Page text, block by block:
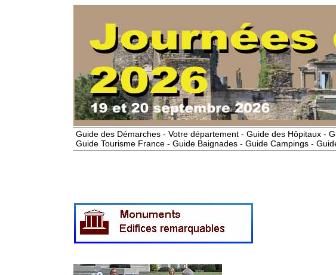
Guide des Démarches - Votre département - Guide des Hôpitaux -
Guide Tourisme France - Guide Baignades - Guide Campings -